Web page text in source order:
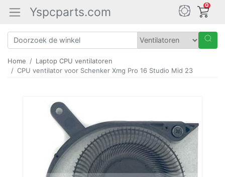
Yspcparts.com 0
Home
Laptop CPU ventilatoren
CPU ventilator voor Schenker Xmg Pro 16 Studio Mid 23